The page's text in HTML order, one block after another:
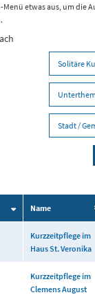
etwas aus, um die
Name
Kurzzeitpflege im
Haus St. Veronika
Kurzzeitpflege im
Clemens August